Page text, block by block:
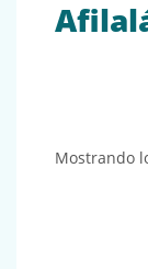
Mostrando